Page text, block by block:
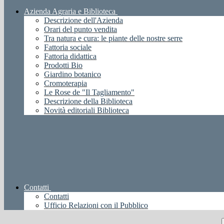
Azienda Agraria e Biblioteca
Descrizione dell'Azienda
Orari del punto vendita
Tra natura e cura: le piante delle nostre serre
Fattoria sociale
Fattoria didattica
Prodotti Bio
Giardino botanico
Cromoterapia
Le Rose de "Il Tagliamento"
Descrizione della Biblioteca
Novità editoriali Biblioteca
Contatti
Contatti
Ufficio Relazioni con il Pubblico